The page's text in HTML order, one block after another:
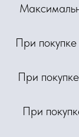
При покупке
При
При